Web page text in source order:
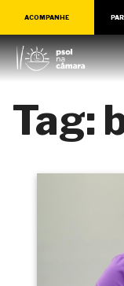
ACOMPANHE
Tag: